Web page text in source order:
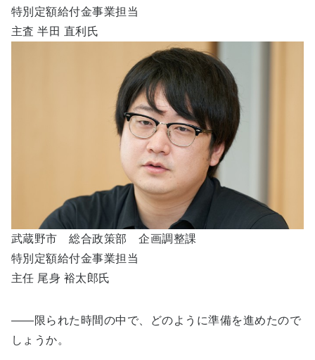
特別定額給付金事業担当
主査 半田 直利氏
武蔵野市 総合政策部 企画調整課
特別定額給付金事業担当
主任 尾身 裕太郎氏
――限られた時間の中で、どのように準備を進めたので
しょうか。